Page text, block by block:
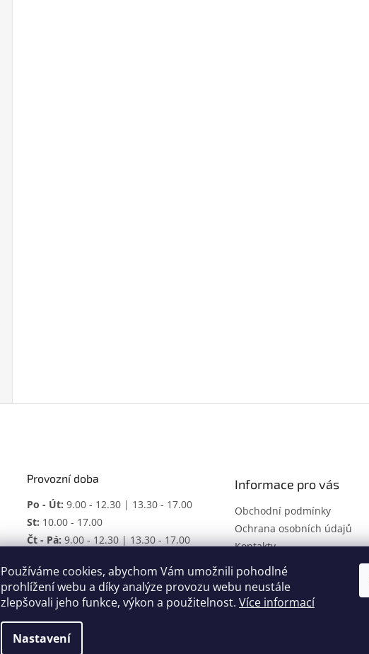
Používáme cookies, abychom Vám umožnili pohodlné
prohlížení webu a díky analýze provozu webu neustále
zlepšovali jeho funkce, výkon a použitelnost. Více informací
Nastavení
Provozní doba
Po - Út: 9.00 - 12.30 | 13.30 - 17.00
St: 10.00 - 17.00
Čt - Pá:9.00 - 12.30 | 13.30 - 17.00
Mimo pracovní dobu dle domluvy.
Informace pro vás
Obchodní podmínky
Ochrana osobních údajů
Kontakty